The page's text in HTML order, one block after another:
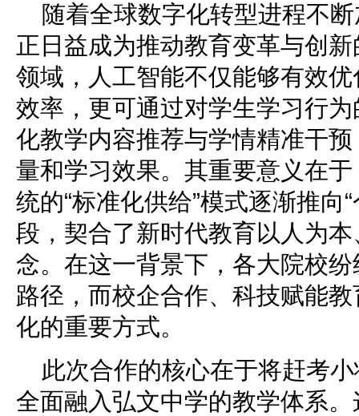
随着全球数字化转型进程不
正日益成为推动教育变革与创
领域，人工智能不仅能够有效
效率，更可通过对学生学习行
化教学内容推荐与学情精准干
量和学习效果。其重要意义在
统的“标准化供给”模式逐渐推向
段，契合了新时代教育以人为
念。在这一背景下，各大院校
路径，而校企合作、科技赋能
化的重要方式。
此次合作的核心在于将赶考
全面融入弘文中学的教学体系